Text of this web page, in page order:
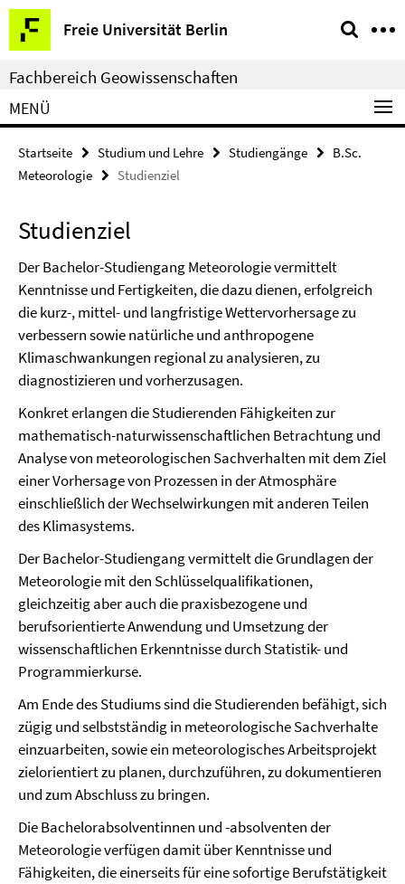
Springe
direkt
zu
Inhalt
Freie Universität Berlin
Service-
Navigation
Fachbereich Geowissenschaften
MENÜ
Startseite Studium und Lehre Studiengänge
B.Sc.
Meteorologie
Studienziel
Studienziel
Der Bachelor-Studiengang Meteorologie vermittelt
Kenntnisse und Fertigkeiten, die dazu dienen, erfolgreich
die kurz-, mittel- und langfristige Wettervorhersage zu
verbessern sowie natürliche und anthropogene
Klimaschwankungen regional zu analysieren, zu
diagnostizieren und vorherzusagen.
Konkret erlangen die Studierenden Fähigkeiten zur
mathematisch-naturwissenschaftlichen Betrachtung und
Analyse von meteorologischen Sachverhalten mit dem Ziel
einer Vorhersage von Prozessen in der Atmosphäre
einschließlich der Wechselwirkungen mit anderen Teilen
des Klimasystems.
Der Bachelor-Studiengang vermittelt die Grundlagen der
Meteorologie mit den Schlüsselqualifikationen,
gleichzeitig aber auch die praxisbezogene und
berufsorientierte Anwendung und Umsetzung der
wissenschaftlichen Erkenntnisse durch Statistik- und
Programmierkurse.
Am Ende des Studiums sind die Studierenden befähigt, sich
zügig und selbstständig in meteorologische Sachverhalte
einzuarbeiten, sowie ein meteorologisches Arbeitsprojekt
zielorientiert zu planen, durchzuführen, zu dokumentieren
und zum Abschluss zu bringen.
Die Bachelorabsolventinnen und -absolventen der
Meteorologie verfügen damit über Kenntnisse und
Fähigkeiten, die einerseits für eine sofortige Berufstätigkeit